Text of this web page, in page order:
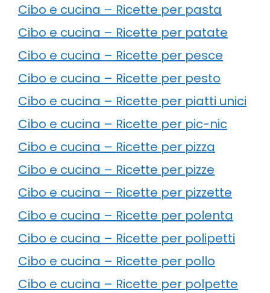
Cibo e cucina – Ricette per pasta
Cibo e cucina – Ricette per patate
Cibo e cucina – Ricette per pesce
Cibo e cucina – Ricette per pesto
Cibo e cucina – Ricette per piatti unici
Cibo e cucina – Ricette per pic-nic
Cibo e cucina – Ricette per pizza
Cibo e cucina – Ricette per pizze
Cibo e cucina – Ricette per pizzette
Cibo e cucina – Ricette per polenta
Cibo e cucina – Ricette per polipetti
Cibo e cucina – Ricette per pollo
Cibo e cucina – Ricette per polpette